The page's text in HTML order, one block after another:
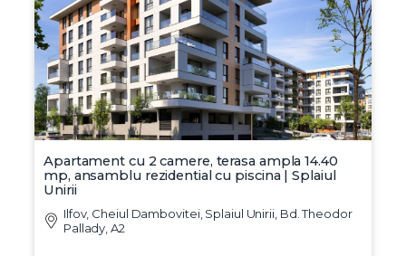
Apartament cu 2 camere, terasa ampla 14.40
mp, ansamblu rezidential cu piscina | Splaiul
Unirii
Ilfov, Cheiul Dambovitei, Splaiul Unirii, Bd. Theodor
Pallady, A2